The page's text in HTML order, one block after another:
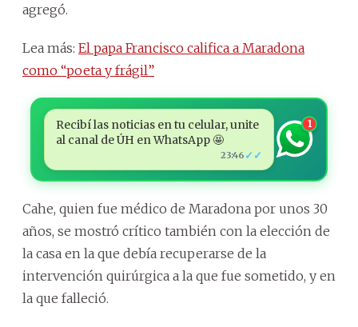
agregó.
Lea más: El papa Francisco califica a Maradona
como “poeta y frágil”
Recibí las noticias en tu celular, unite
al canal de ÚH en WhatsApp 🤩
23:46 ✓✓
1
Cahe, quien fue médico de Maradona por unos 30
años, se mostró crítico también con la elección de
la casa en la que debía recuperarse de la
intervención quirúrgica a la que fue sometido, y en
la que falleció.